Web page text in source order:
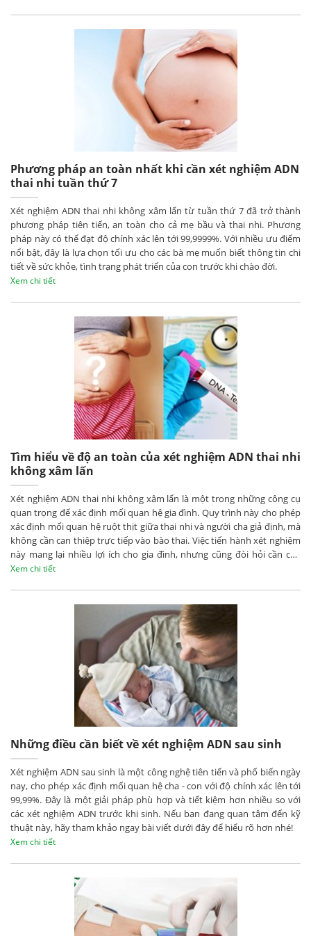
Phương pháp an toàn nhất khi cần xét nghiệm ADN
thai nhi tuần thứ 7
Xét nghiệm ADN thai nhi không xâm lấn từ tuần thứ 7 đã trở thành
phương pháp tiên tiến, an toàn cho cả mẹ bầu và thai nhi. Phương
pháp này có thể đạt độ chính xác lên tới 99,9999%. Với nhiều ưu điểm
nổi bật, đây là lựa chọn tối ưu cho các bà mẹ muốn biết thông tin chi
tiết về sức khỏe, tình trạng phát triển của con trước khi chào đời.
Xem chi tiết
Tìm hiểu về độ an toàn của xét nghiệm ADN thai nhi
không xâm lấn
Xét nghiệm ADN thai nhi không xâm lấn là một trong những công cụ
quan trọng để xác định mối quan hệ gia đình. Quy trình này cho phép
xác định mối quan hệ ruột thịt giữa thai nhi và người cha giả định, mà
không cần can thiệp trực tiếp vào bào thai. Việc tiến hành xét nghiệm
này mang lại nhiều lợi ích cho gia đình, nhưng cũng đòi hỏi cần cân
nhắc các yếu tố như chi phí và độ chính xác của kết quả.
Xem chi tiết
Những điều cần biết về xét nghiệm ADN sau sinh
Xét nghiệm ADN sau sinh là một công nghệ tiên tiến và phổ biến ngày
nay, cho phép xác định mối quan hệ cha - con với độ chính xác lên tới
99,99%. Đây là một giải pháp phù hợp và tiết kiệm hơn nhiều so với
các xét nghiệm ADN trước khi sinh. Nếu bạn đang quan tâm đến kỹ
thuật này, hãy tham khảo ngay bài viết dưới đây để hiểu rõ hơn nhé!
Xem chi tiết